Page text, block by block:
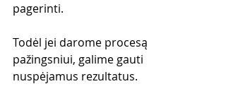
pagerinti.
Todėl jei darome procesą
pažingsniui, galime gauti
nuspėjamus rezultatus.